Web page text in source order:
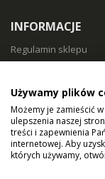
INFORMACJE
Regulamin sklepu
Koszty i czas dostawy
Zwroty i reklamacje
Klasy filtracji
Dobierz filtry
Używamy plików
Możemy je zamieścić
ulepszenia naszej
treści i zapewnienia
internetowej. Aby
których używamy,